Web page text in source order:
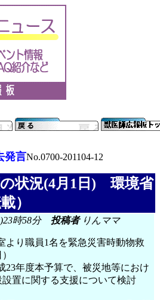
発言No.0700-201104-12
状況(4月1日) 環境省
）
時58分 投稿者りんママ
より職員1名を緊急災害時動物救
23年度本予算で、被災地等におけ
置に関する支援について検討